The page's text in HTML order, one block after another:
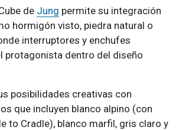
de Jung permite su integración
hormigón visto, piedra natural o
interruptores y enchufes
protagonista dentro del diseño
posibilidades creativas con
que incluyen blanco alpino (con
to Cradle), blanco marfil, gris claro y